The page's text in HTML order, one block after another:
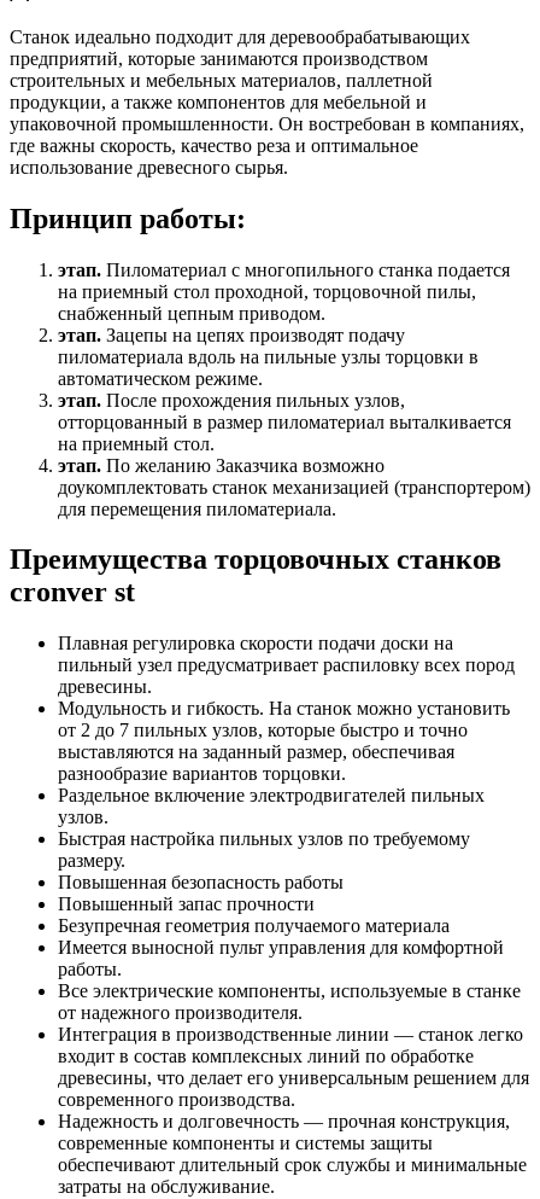
Станок идеально подходит для деревообрабатывающих
предприятий, которые занимаются производством
строительных и мебельных материалов, паллетной
продукции, а также компонентов для мебельной и
упаковочной промышленности. Он востребован в компаниях,
где важны скорость, качество реза и оптимальное
использование древесного сырья.
Принцип работы:
этап. Пиломатериал с многопильного станка подается
на приемный стол проходной, торцовочной пилы,
снабженный цепным приводом.
этап. Зацепы на цепях производят подачу
пиломатериала вдоль на пильные узлы торцовки в
автоматическом режиме.
этап. После прохождения пильных узлов,
отторцованный в размер пиломатериал выталкивается
на приемный стол.
этап. По желанию Заказчика возможно
доукомплектовать станок механизацией (транспортером)
для перемещения пиломатериала.
Преимущества торцовочных станков
cronver st
Плавная регулировка скорости подачи доски на
пильный узел предусматривает распиловку всех пород
древесины.
Модульность и гибкость. На станок можно установить
от 2 до 7 пильных узлов, которые быстро и точно
выставляются на заданный размер, обеспечивая
разнообразие вариантов торцовки.
Раздельное включение электродвигателей пильных
узлов.
Быстрая настройка пильных узлов по требуемому
размеру.
Повышенная безопасность работы
Повышенный запас прочности
Безупречная геометрия получаемого материала
Имеется выносной пульт управления для комфортной
работы.
Все электрические компоненты, используемые в станке
от надежного производителя.
Интеграция в производственные линии — станок легко
входит в состав комплексных линий по обработке
древесины, что делает его универсальным решением для
современного производства.
Надежность и долговечность — прочная конструкция,
современные компоненты и системы защиты
обеспечивают длительный срок службы и минимальные
затраты на обслуживание.